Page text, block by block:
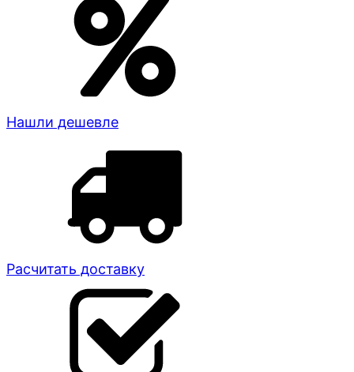
Нашли дешевле
Расчитать доставку